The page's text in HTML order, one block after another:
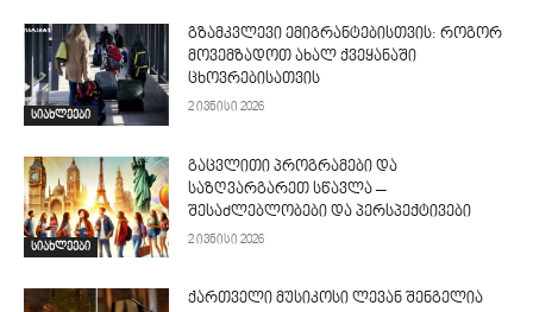
სიახლეები
გზამკვლევი ემიგრანტებისთვის: როგორ
მოვემზადოთ ახალ ქვეყანაში
ცხოვრებისათვის
2 ივნისი 2026
სიახლეები
გაცვლითი პროგრამები და
საზღვარგარეთ სწავლა –
შესაძლებლობები და პერსპექტივები
2 ივნისი 2026
ქართველი მუსიკოსი ლევან შენგელია